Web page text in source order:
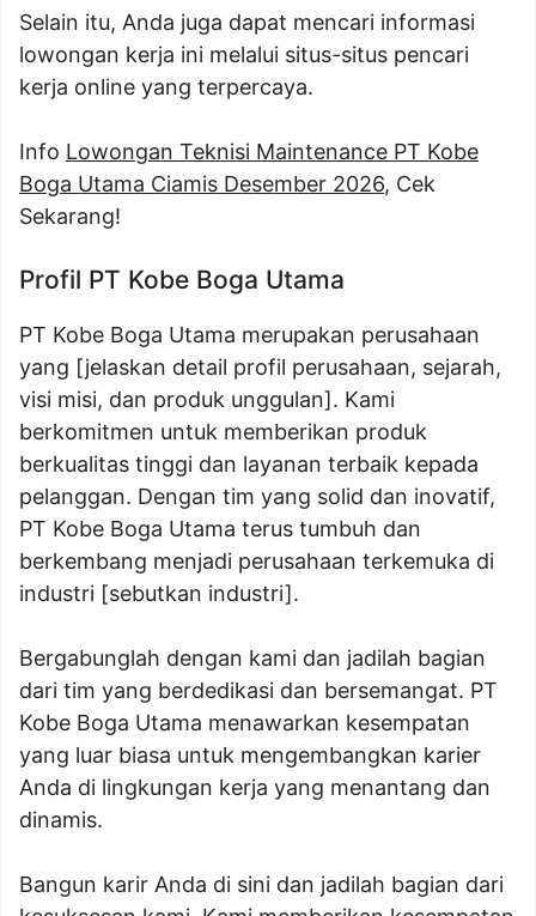
Selain itu, Anda juga dapat mencari informasi
lowongan kerja ini melalui situs-situs pencari
kerja online yang terpercaya.
Info Lowongan Teknisi Maintenance PT Kobe
Boga Utama Ciamis Desember 2026, Cek
Sekarang!
Profil PT Kobe Boga Utama
PT Kobe Boga Utama merupakan perusahaan
yang [jelaskan detail profil perusahaan, sejarah,
visi misi, dan produk unggulan]. Kami
berkomitmen untuk memberikan produk
berkualitas tinggi dan layanan terbaik kepada
pelanggan. Dengan tim yang solid dan inovatif,
PT Kobe Boga Utama terus tumbuh dan
berkembang menjadi perusahaan terkemuka di
industri [sebutkan industri].
Bergabunglah dengan kami dan jadilah bagian
dari tim yang berdedikasi dan bersemangat. PT
Kobe Boga Utama menawarkan kesempatan
yang luar biasa untuk mengembangkan karier
Anda di lingkungan kerja yang menantang dan
dinamis.
Bangun karir Anda di sini dan jadilah bagian dari